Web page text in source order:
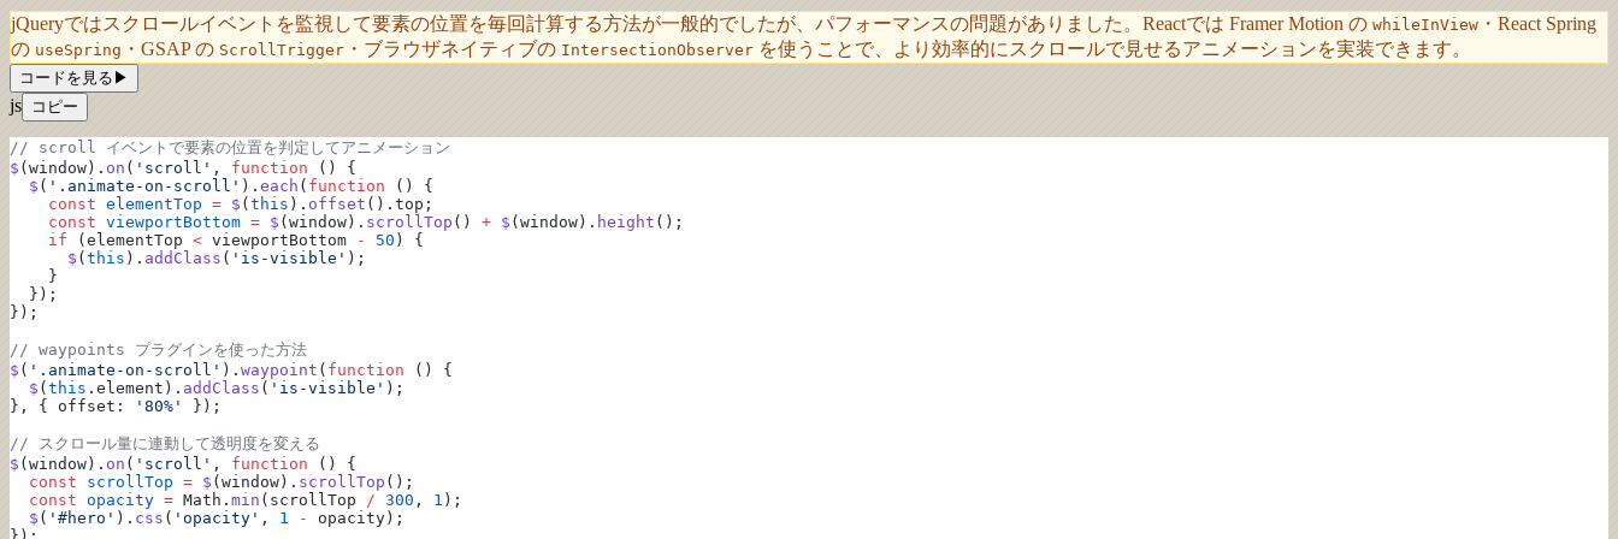
jQueryではスクロールイベントを監視して要素の位置を毎回計算する方法が一般的でしたが、パフォーマンスの問題がありました。Reactでは Framer Motion の whileInView ・React Spring
の useSpring ・GSAP の ScrollTrigger ・ブラウザネイティブの IntersectionObserver を使うことで、より効率的にスクロールで見せるアニメーションを実装できます。
コードを見る ▶
js コピー
// scroll イベントで要素の位置を判定してアニメーション
$ (window). on ( 'scroll' , function () {
  $
( '.animate-on-scroll' ). each ( function () {
    const
elementTop = $ (this ). offset ().top;
    const
viewportBottom = $ (window). scrollTop () + $ (window). height ();
    if
(elementTop < viewportBottom - 50 ) {
      $
(this ). addClass ( 'is-visible' );
    }
  });
});
// waypoints プラグインを使った方法
$ ( '.animate-on-scroll' ). waypoint ( function () {
  $
(this .element). addClass ( 'is-visible' );
}, { offset:
'80%' });
// スクロール量に連動して透明度を変える
$ (window). on ( 'scroll' , function () {
  const
scrollTop = $ (window). scrollTop ();
  const
opacity = Math. min (scrollTop / 300 , 1 );
  $
( '#hero' ). css ( 'opacity' , 1 -
opacity);